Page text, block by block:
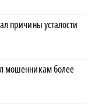
причины усталости
мошенникам более